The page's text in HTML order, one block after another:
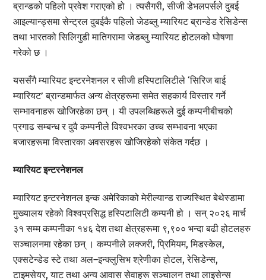
ब्रान्डको पहिलो प्रवेश गराएको हो । त्यसैगरी, सीजी डेभलपर्सले दुबई
आइल्यान्ड्समा सेन्ट्रल दुबईकै पहिलो जेडब्लु म्यारियट ब्रान्डेड रेसिडेन्स
तथा भारतको सिलिगुडी मातिगरामा जेडब्लु म्यारियट होटलको घोषणा
गरेको छ ।
यससँगै म्यारियट इन्टरनेशनल र सीजी हस्पिटालिटीले ‘सिरिज बाई
म्यारियट’ ब्रान्डमार्फत अन्य क्षेत्रहरूमा समेत सहकार्य विस्तार गर्ने
सम्भावनाहरू खोजिरहेका छन् । यी उपलब्धिहरूले दुई कम्पनीबीचको
प्रगाढ सम्बन्ध र दुवै कम्पनीले विश्वभरका उच्च सम्भावना भएका
बजारहरूमा विस्तारका अवसरहरू खोजिरहेको संकेत गर्दछ ।
म्यारियट इन्टरनेशनल
म्यारियट इन्टरनेशनल इन्क अमेरिकाको मेरील्यान्ड राज्यस्थित बेथेस्डामा
मुख्यालय रहेको विश्वप्रसिद्ध हस्पिटालिटी कम्पनी हो । सन् २०२६ मार्च
३१ सम्म कम्पनीका १४६ देश तथा क्षेत्रहरूमा ९,९०० भन्दा बढी होटलहरु
सञ्चालनमा रहेका छन् । कम्पनीले लक्जरी, प्रिमियम, मिडस्केल,
एक्सटेन्डेड स्टे तथा अल–इन्क्लुसिभ श्रेणीका होटल, रेसिडेन्स,
टाइमसेयर, याट तथा अन्य आवास सेवाहरू सञ्चालन तथा लाइसेन्स